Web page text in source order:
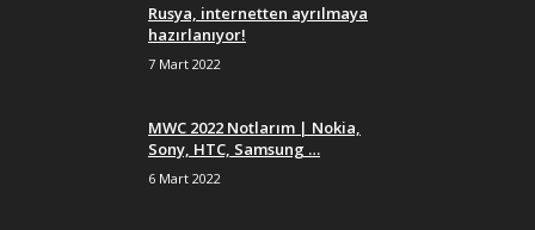
Rusya, internetten ayrılmaya
hazırlanıyor!
7 Mart 2022
MWC 2022 Notlarım | Nokia,
Sony, HTC, Samsung …
6 Mart 2022